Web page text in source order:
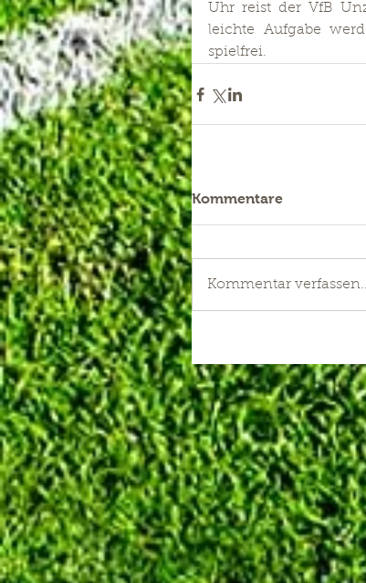
Uhr reist der VfB
leichte Aufgabe
spielfrei.
Kommentare
Kommentar